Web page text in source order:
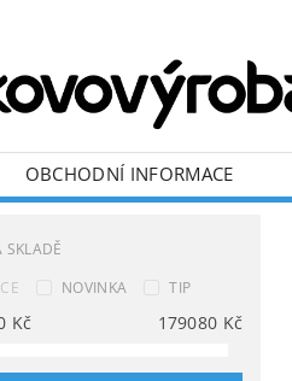
OBCHODNÍ INFORMACE
SKLADĚ
NOVINKA TIP
Kč 179080 Kč